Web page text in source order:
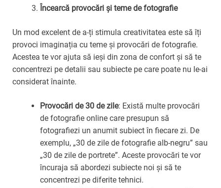
Încearcă provocări și teme de fotografie
Un mod excelent de a-ți stimula creativitatea este să îți
provoci imaginația cu teme și provocări de fotografie.
Acestea te vor ajuta să ieși din zona de confort și să te
concentrezi pe detalii sau subiecte pe care poate nu le-ai
considerat înainte.
Provocări de 30 de zile: Există multe provocări
de fotografie online care presupun să
fotografiezi un anumit subiect în fiecare zi. De
exemplu, „30 de zile de fotografie alb-negru” sau
„30 de zile de portrete”. Aceste provocări te vor
încuraja să abordezi subiecte noi și să te
concentrezi pe diferite tehnici.